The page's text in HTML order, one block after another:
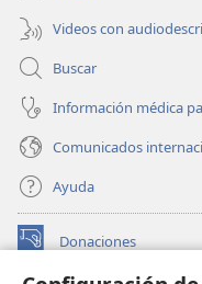
Videos con
Buscar
Información médica
Comunicados
Ayuda
Donaciones
(abre